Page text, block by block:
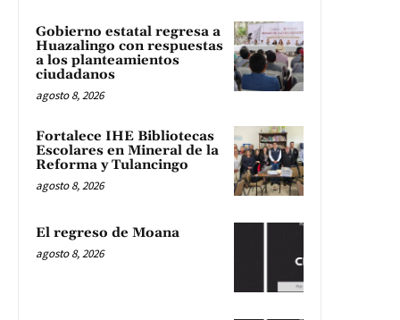
Gobierno estatal regresa a
Huazalingo con respuestas
a los planteamientos
ciudadanos
agosto 8, 2026
Fortalece IHE Bibliotecas
Escolares en Mineral de la
Reforma y Tulancingo
agosto 8, 2026
El regreso de Moana
agosto 8, 2026